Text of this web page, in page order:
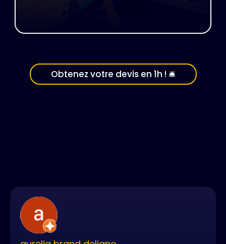
Obtenez votre devis en 1h ! 🛎️